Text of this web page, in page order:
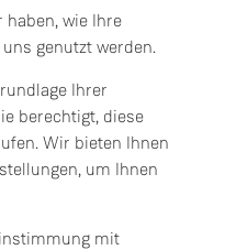
haben, wie Ihre
genutzt werden.
Ihrer
berechtigt, diese
Wir bieten Ihnen
um Ihnen
mit